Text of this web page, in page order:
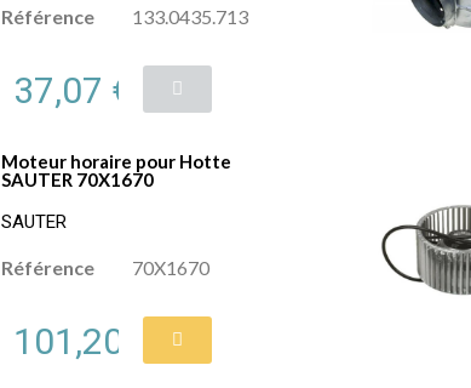
Référence 133.0435.713
37,07 €
Moteur horaire pour Hotte
SAUTER 70X1670
SAUTER
Référence 70X1670
101,20 €